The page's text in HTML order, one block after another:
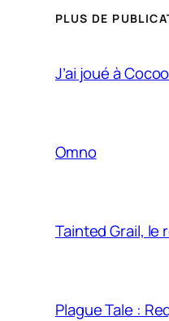
PLUS DE
J’ai joué à
Omno
Tainted Grail, le
Plague Tale :